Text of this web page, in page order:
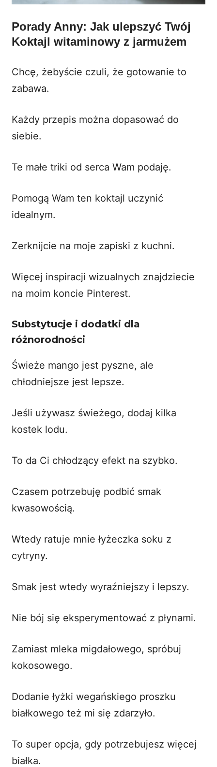
Porady Anny: Jak ulepszyć Twój
Koktajl witaminowy z jarmużem
Chcę, żebyście czuli, że gotowanie to
zabawa.
Każdy przepis można dopasować do
siebie.
Te małe triki od serca Wam podaję.
Pomogą Wam ten koktajl uczynić
idealnym.
Zerknijcie na moje zapiski z kuchni.
Więcej inspiracji wizualnych znajdziecie
na moim koncie Pinterest.
Substytucje i dodatki dla
różnorodności
Świeże mango jest pyszne, ale
chłodniejsze jest lepsze.
Jeśli używasz świeżego, dodaj kilka
kostek lodu.
To da Ci chłodzący efekt na szybko.
Czasem potrzebuję podbić smak
kwasowością.
Wtedy ratuje mnie łyżeczka soku z
cytryny.
Smak jest wtedy wyraźniejszy i lepszy.
Nie bój się eksperymentować z płynami.
Zamiast mleka migdałowego, spróbuj
kokosowego.
Dodanie łyżki wegańskiego proszku
białkowego też mi się zdarzyło.
To super opcja, gdy potrzebujesz więcej
białka.